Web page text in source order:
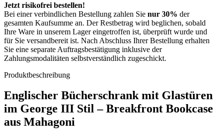
Jetzt risikofrei bestellen!
Bei einer verbindlichen Bestellung zahlen Sie nur 30% der
gesamten Kaufsumme an. Der Restbetrag wird beglichen, sobald
Ihre Ware in unserem Lager eingetroffen ist, überprüft wurde und
für Sie versandbereit ist. Nach Abschluss Ihrer Bestellung erhalten
Sie eine separate Auftragsbestätigung inklusive der
Zahlungsmodalitäten selbstverständlich zugeschickt.
Produktbeschreibung
Englischer Bücherschrank mit Glastüren
im George III Stil – Breakfront Bookcase
aus Mahagoni